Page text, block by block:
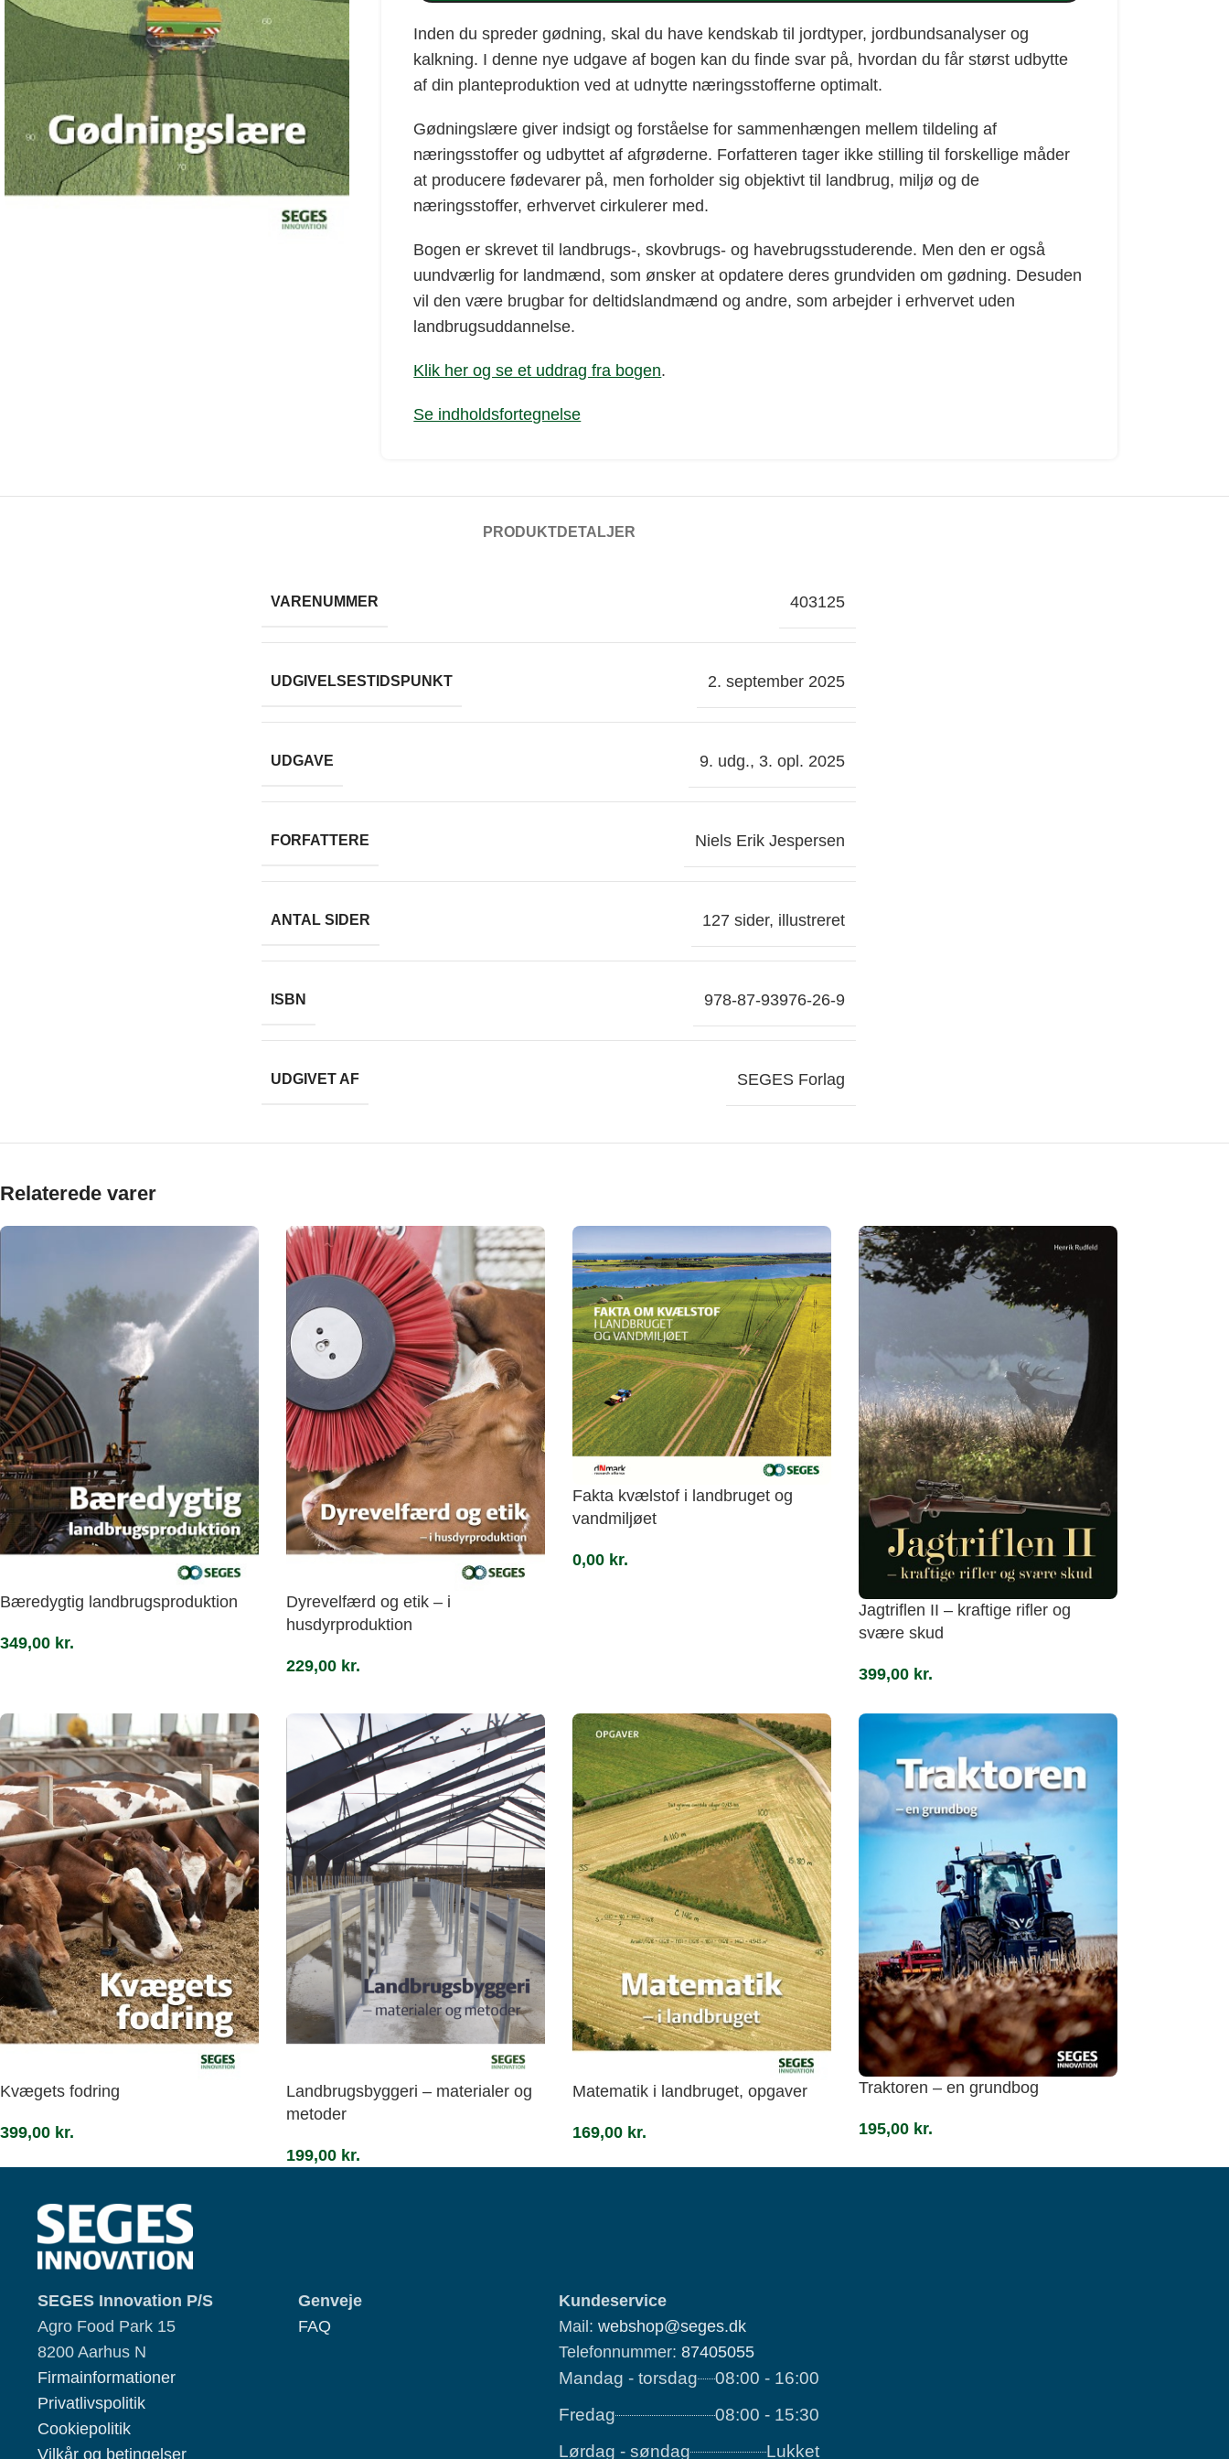
Inden du spreder gødning, skal du have kendskab til jordtyper, jordbundsanalyser og
kalkning. I denne nye udgave af bogen kan du finde svar på, hvordan du får størst udbytte
af din planteproduktion ved at udnytte næringsstofferne optimalt.
Gødningslære giver indsigt og forståelse for sammenhængen mellem tildeling af
næringsstoffer og udbyttet af afgrøderne. Forfatteren tager ikke stilling til forskellige måder
at producere fødevarer på, men forholder sig objektivt til landbrug, miljø og de
næringsstoffer, erhvervet cirkulerer med.
Bogen er skrevet til landbrugs-, skovbrugs- og havebrugsstuderende. Men den er også
uundværlig for landmænd, som ønsker at opdatere deres grundviden om gødning. Desuden
vil den være brugbar for deltidslandmænd og andre, som arbejder i erhvervet uden
landbrugsuddannelse.
Klik her og se et uddrag fra bogen.
Se indholdsfortegnelse
PRODUKTDETALJER
VARENUMMER 403125
UDGIVELSESTIDSPUNKT 2. september 2025
UDGAVE 9. udg., 3. opl. 2025
FORFATTERE Niels Erik Jespersen
ANTAL SIDER 127 sider, illustreret
ISBN 978-87-93976-26-9
UDGIVET AF SEGES Forlag
Relaterede varer
Bæredygtig landbrugsproduktion
349,00 kr.
Dyrevelfærd og etik – i
husdyrproduktion
229,00 kr.
Fakta kvælstof i landbruget og
vandmiljøet
0,00 kr.
Jagtriflen II – kraftige rifler og
svære skud
399,00 kr.
Kvægets fodring
399,00 kr.
Landbrugsbyggeri – materialer og
metoder
199,00 kr.
Matematik i landbruget, opgaver
169,00 kr.
Traktoren – en grundbog
195,00 kr.
SEGES Innovation P/S
Agro Food Park 15
8200 Aarhus N
Firmainformationer
Privatlivspolitik
Cookiepolitik
Vilkår og betingelser
Genveje
FAQ
Kundeservice
Mail: webshop@seges.dk
Telefonnummer: 87405055
Mandag - torsdag
08:00 - 16:00
Fredag
08:00 - 15:30
Lørdag - søndag
Lukket